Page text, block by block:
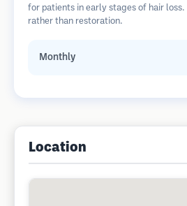
for patients in early stages of hair loss.
rather than restoration.
Monthly
Location